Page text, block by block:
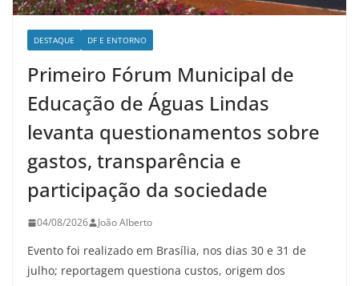
DESTAQUE DF E ENTORNO
Primeiro Fórum Municipal de
Educação de Águas Lindas
levanta questionamentos sobre
gastos, transparência e
participação da sociedade
04/08/2026 João Alberto
Evento foi realizado em Brasília, nos dias 30 e 31 de
julho; reportagem questiona custos, origem dos